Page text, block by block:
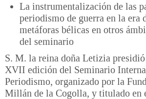
La instrumentalización de las
periodismo de guerra en la era
metáforas bélicas en otros
del seminario
S. M. la reina doña Letizia
XVII edición del Seminario
Periodismo, organizado por la
Millán de la Cogolla, y titulado en